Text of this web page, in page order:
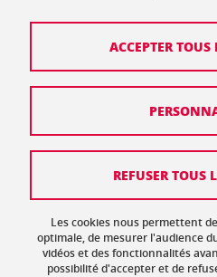
Mentions légales
Politique de protection des
Données personnelles
Gestion des cookies
Accessibilité : non conforme
Plan de site
Les cookies nous permettent
optimale, de mesurer l'audience
vidéos et des fonctionnalités
possibilité d'accepter et de
ACCEPTER TOUS
REFUSER TOUS